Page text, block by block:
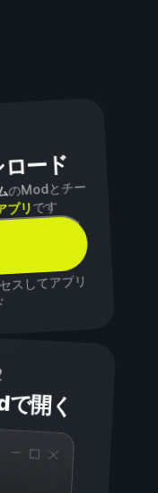
ード
のModとチー
プリです
スしてアプリ
開く